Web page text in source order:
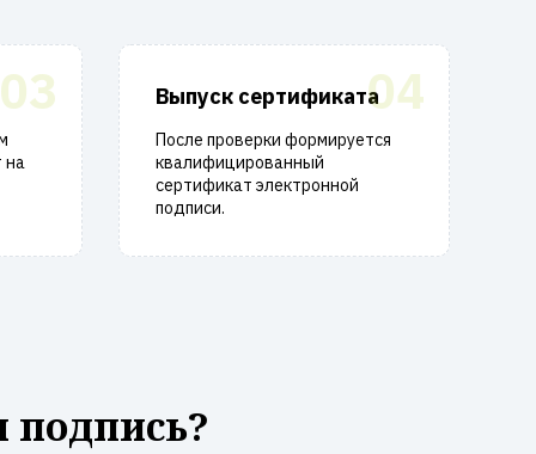
03
на
04
Выпуск сертификата
После проверки формируется
квалифицированный
сертификат электронной
подписи.
подпись?